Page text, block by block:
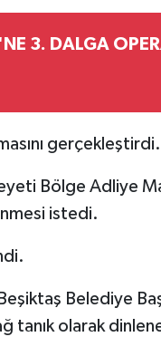
3. DALGA
gerçekleştirdi.
Bölge Adliye
istedi.
Belediye
tanık olarak